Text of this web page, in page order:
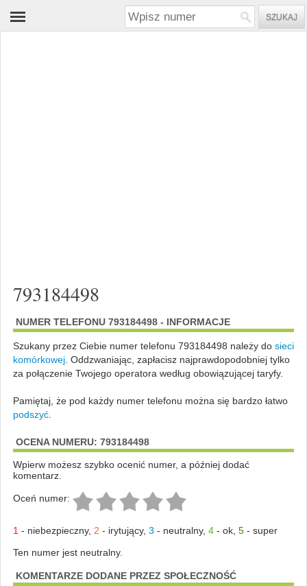
793184498
NUMER TELEFONU 793184498 - INFORMACJE
Szukany przez Ciebie numer telefonu 793184498 należy do sieci
komórkowej. Oddzwaniając, zapłacisz najprawdopodobniej tylko
za połączenie Twojego operatora według obowiązującej taryfy.
Pamiętaj, że pod każdy numer telefonu można się bardzo łatwo
podszyć.
OCENA NUMERU: 793184498
Wpierw możesz szybko ocenić numer, a później dodać
komentarz.
Oceń numer:
1 - niebezpieczny, 2 - irytujący, 3 - neutralny, 4- ok, 5- super
Ten numer jest neutralny.
KOMENTARZE DODANE PRZEZ SPOŁECZNOŚĆ